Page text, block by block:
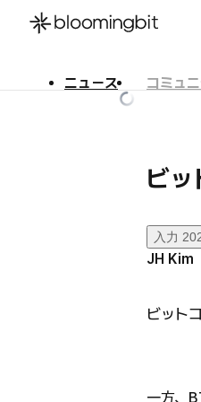
ニュース コミュ
ビッ
入力
JH Kim
ビット
一方、